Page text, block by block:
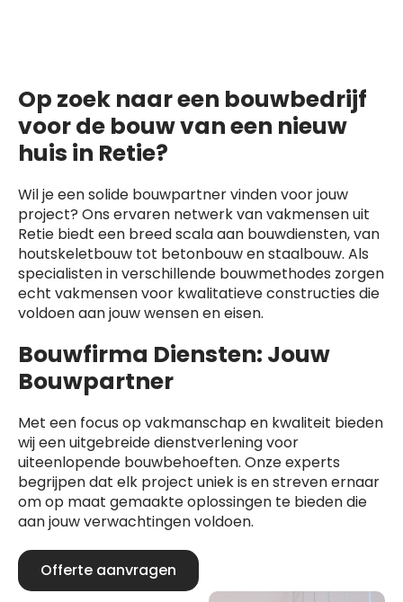
Op zoek naar een bouwbedrijf
voor de bouw van een nieuw
huis in Retie?
Wil je een solide bouwpartner vinden voor jouw
project? Ons ervaren netwerk van vakmensen uit
Retie biedt een breed scala aan bouwdiensten, van
houtskeletbouw tot betonbouw en staalbouw. Als
specialisten in verschillende bouwmethodes zorgen
echt vakmensen voor kwalitatieve constructies die
voldoen aan jouw wensen en eisen.
Bouwfirma Diensten: Jouw
Bouwpartner
Met een focus op vakmanschap en kwaliteit bieden
wij een uitgebreide dienstverlening voor
uiteenlopende bouwbehoeften. Onze experts
begrijpen dat elk project uniek is en streven ernaar
om op maat gemaakte oplossingen te bieden die
aan jouw verwachtingen voldoen.
Offerte aanvragen